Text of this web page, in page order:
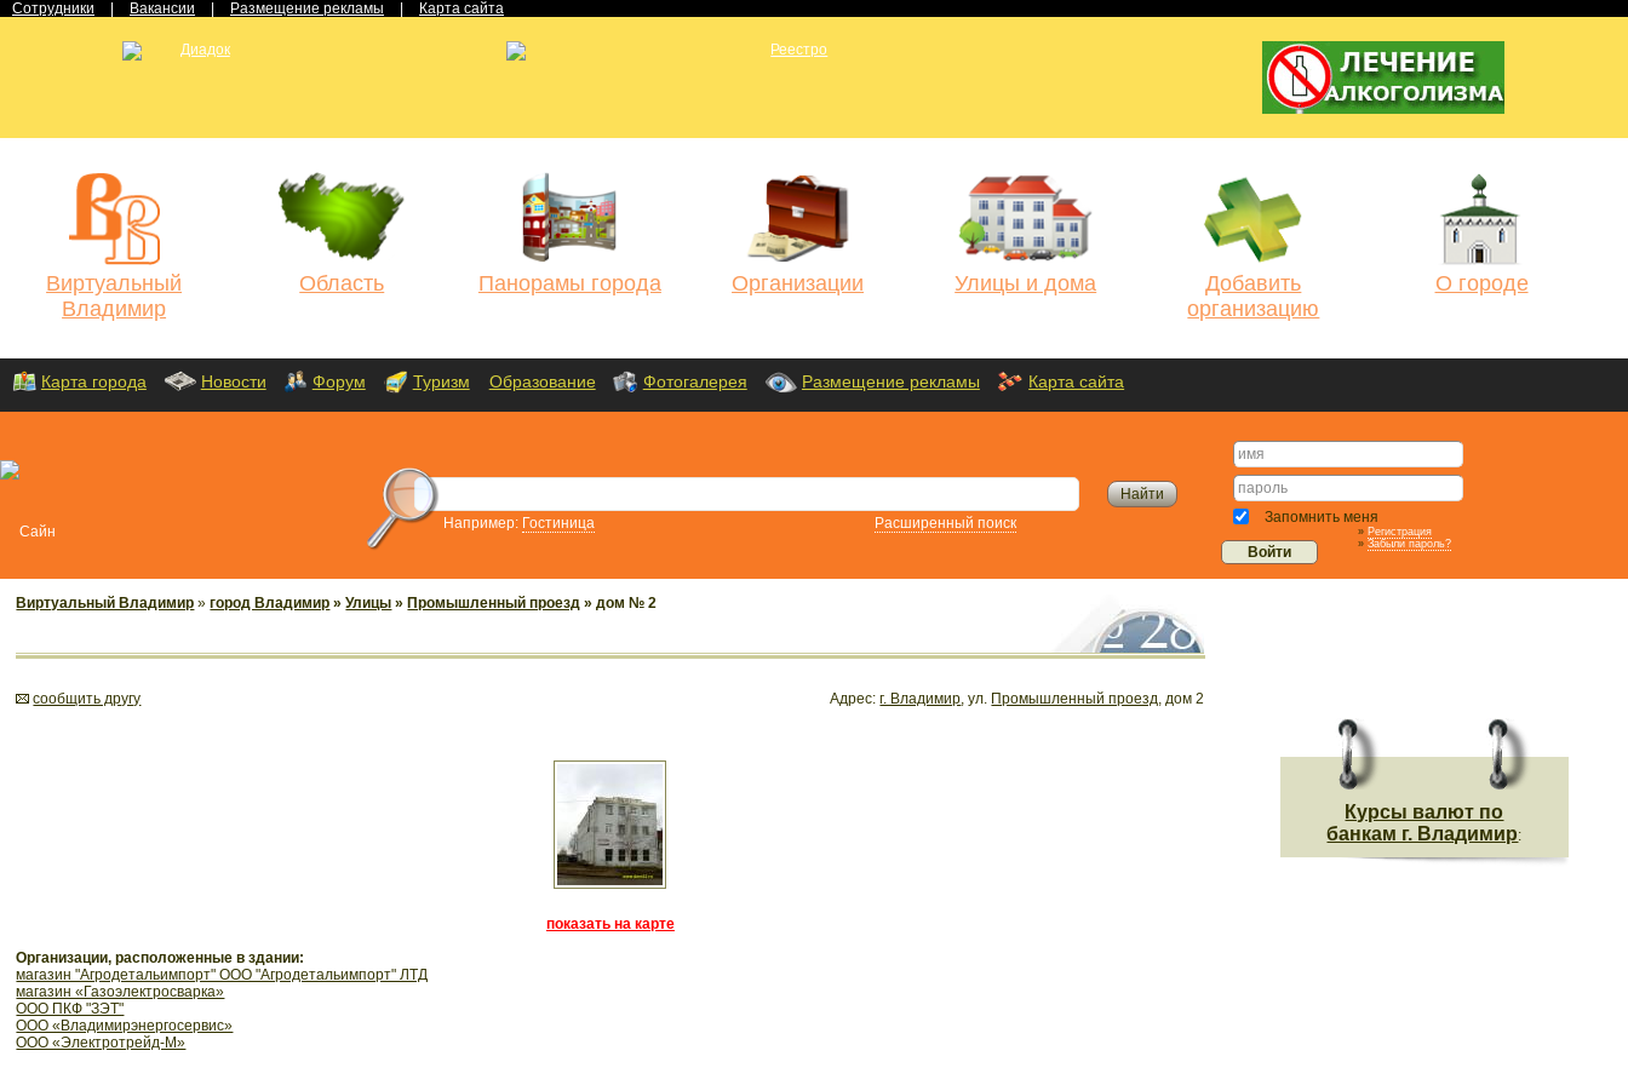
Сотрудники Вакансии Размещение рекламы Карта сайта
Виртуальный
Владимир
Область Панорамы города Организации Улицы и дома
Добавить
организацию
О городе
Карта города Новости Форум Туризм Образование Фотогалерея Размещение рекламы Карта сайта
Например: Гостиница Расширенный поиск Запомнить меня
» Регистрация
» Забыли пароль?
Виртуальный Владимир »город Владимир »Улицы » Промышленный проезд » дом № 2
cообщить другу Адрес:г. Владимир, ул. Промышленный проезд, дом 2
показать на карте
Организации, расположенные в здании:
магазин "Агродетальимпорт" ООО "Агродетальимпорт" ЛТД
магазин «Газоэлектросварка»
ООО ПКФ "ЗЭТ"
ООО «Владимирэнергосервис»
ООО «Электротрейд-М»
Курсы валют по
банкам г. Владимир: